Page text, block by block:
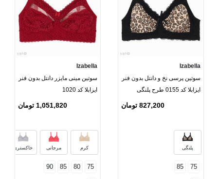
Izabella
سوتین پرسی نخ و دانتل بدون فنر
ایزابلا کد 0155 طرح پلنگی
827,200 تومان
پلنگی
75
85
Izabella
سوتین مینی مایزر دانتل بدون فنر
ایزابلا کد 1020
1,051,820 تومان
کرم مرجانی خاکستری
75
80
85
90